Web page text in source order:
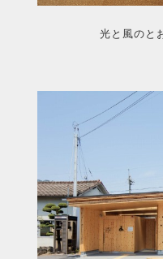
光と風のと